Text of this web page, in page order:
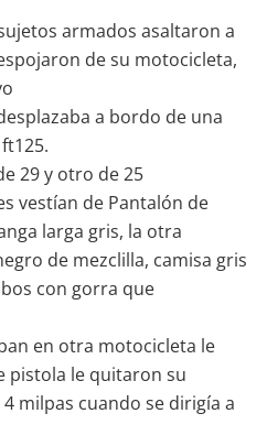
armados asaltaron a
de su motocicleta,
a bordo de una
29 y otro de 25
vestían de Pantalón de
larga gris, la otra
de mezclilla, camisa gris
con gorra que
en otra motocicleta le
pistola le quitaron su
milpas cuando se dirigía a